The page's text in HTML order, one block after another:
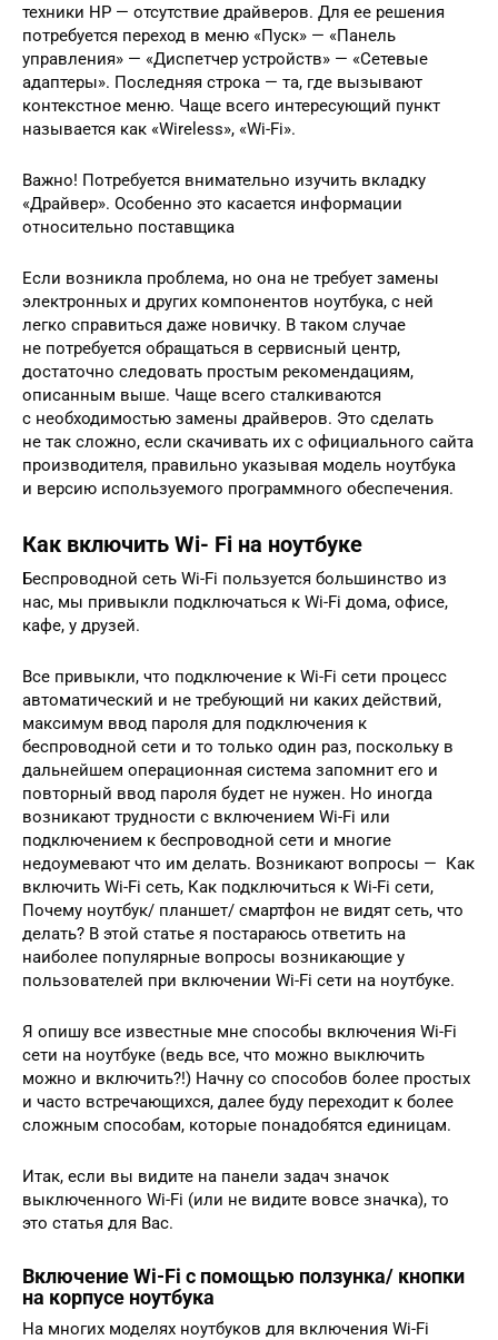
техники HP — отсутствие драйверов. Для ее решения
потребуется переход в меню «Пуск» — «Панель
управления» — «Диспетчер устройств» — «Сетевые
адаптеры». Последняя строка — та, где вызывают
контекстное меню. Чаще всего интересующий пункт
называется как «Wireless», «Wi-Fi».
Важно! Потребуется внимательно изучить вкладку
«Драйвер». Особенно это касается информации
относительно поставщика
Если возникла проблема, но она не требует замены
электронных и других компонентов ноутбука, с ней
легко справиться даже новичку. В таком случае
не потребуется обращаться в сервисный центр,
достаточно следовать простым рекомендациям,
описанным выше. Чаще всего сталкиваются
с необходимостью замены драйверов. Это сделать
не так сложно, если скачивать их с официального сайта
производителя, правильно указывая модель ноутбука
и версию используемого программного обеспечения.
Как включить Wi- Fi на ноутбуке
Беспроводной сеть Wi-Fi пользуется большинство из
нас, мы привыкли подключаться к Wi-Fi дома, офисе,
кафе, у друзей.
Все привыкли, что подключение к Wi-Fi сети процесс
автоматический и не требующий ни каких действий,
максимум ввод пароля для подключения к
беспроводной сети и то только один раз, поскольку в
дальнейшем операционная система запомнит его и
повторный ввод пароля будет не нужен. Но иногда
возникают трудности с включением Wi-Fi или
подключением к беспроводной сети и многие
недоумевают что им делать. Возникают вопросы — Как
включить Wi-Fi сеть, Как подключиться к Wi-Fi сети,
Почему ноутбук/ планшет/ смартфон не видят сеть, что
делать? В этой статье я постараюсь ответить на
наиболее популярные вопросы возникающие у
пользователей при включении Wi-Fi сети на ноутбуке.
Я опишу все известные мне способы включения Wi-Fi
сети на ноутбуке (ведь все, что можно выключить
можно и включить?!) Начну со способов более простых
и часто встречающихся, далее буду переходит к более
сложным способам, которые понадобятся единицам.
Итак, если вы видите на панели задач значок
выключенного Wi-Fi (или не видите вовсе значка), то
это статья для Вас.
Включение Wi-Fi с помощью ползунка/ кнопки
на корпусе ноутбука
На многих моделях ноутбуков для включения Wi-Fi